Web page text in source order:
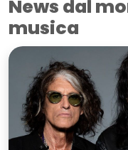
News dal
musica